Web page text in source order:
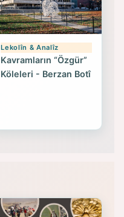
Lekolîn & Analîz
Kavramların “Özgür”
Köleleri - Berzan Botî